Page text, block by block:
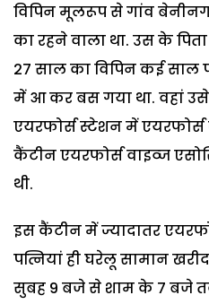
विपिन मूलरूप से गांव
का रहने वाला था. उस के
27 साल का विपिन कई साल
में आ कर बस गया था. वहां
एयरफोर्स स्टेशन में एयरफोर्स
कैंटीन एयरफोर्स वाइव्ज
थी.
इस कैंटीन में ज्यादातर
पत्नियां ही घरेलू सामान
सुबह 9 बजे से शाम के 7 बजे